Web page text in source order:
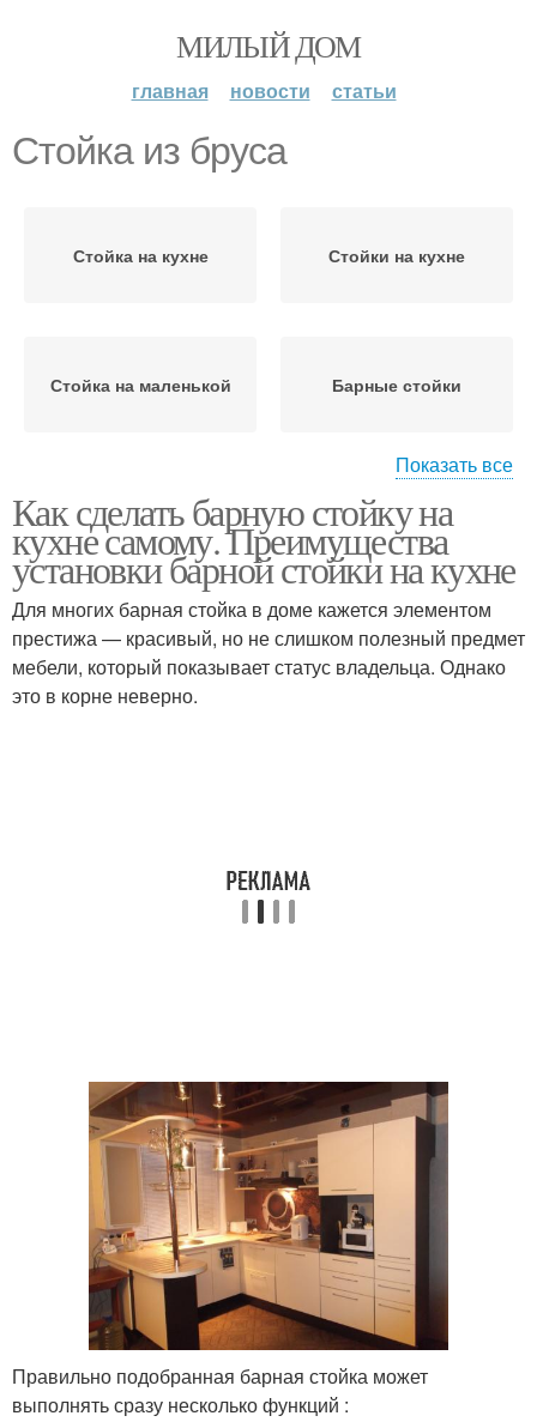
МИЛЫЙ ДОМ
главная новости статьи
Стойка из бруса
Стойка на кухне Стойки на кухне
Стойка на маленькой Барные стойки
Стойка из доски Стойка в квартире
Показать все
Как сделать барную стойку на
кухне самому. Преимущества
установки барной стойки на кухне
Для многих барная стойка в доме кажется элементом
престижа — красивый, но не слишком полезный предмет
мебели, который показывает статус владельца. Однако
это в корне неверно.
Правильно подобранная барная стойка может
выполнять сразу несколько функций :